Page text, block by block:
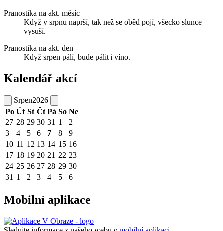
Pranostika na akt. měsíc
Když v srpnu naprší, tak než se oběd pojí, všecko slunce
vysuší.
Pranostika na akt. den
Když srpen pálí, bude pálit i víno.
Kalendář akcí
Srpen2026
Po Út St Čt Pá So Ne
27 28 29 30 31 1
2
3
4 5 6 7 8
9
10 11 12 13 14 15 16
17 18 19 20 21 22 23
24 25 26 27 28 29 30
31 1 2 3 4 5 6
Mobilní aplikace